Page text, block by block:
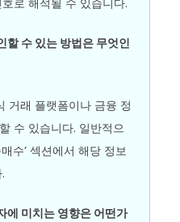
할 수 있는 방법은 무엇인
거래 플랫폼이나 금융 정
수 있습니다. 일반적으
수’ 섹션에서 해당 정보
에 미치는 영향은 어떤가